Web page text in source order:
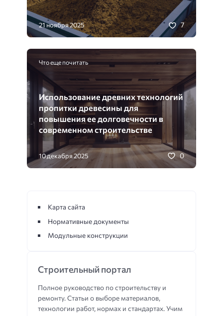
21 ноября 2025 7
Что еще почитать
Использование древних технологий
пропитки древесины для
повышения ее долговечности в
современном строительстве
10 декабря 2025 0
Строительный портал
Полное руководство по строительству и
ремонту. Статьи о выборе материалов,
технологии работ, нормах и стандартах. Учим
Карта сайта
Нормативные документы
Модульные конструкции